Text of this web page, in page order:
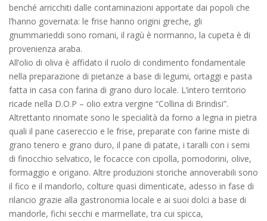
benché arricchiti dalle contaminazioni apportate dai popoli che
l’hanno governata: le frise hanno origini greche, gli
gnummarieddi sono romani, il ragù è normanno, la cupeta è di
provenienza araba.
All’olio di oliva è affidato il ruolo di condimento fondamentale
nella preparazione di pietanze a base di legumi, ortaggi e pasta
fatta in casa con farina di grano duro locale. L’intero territorio
ricade nella D.O.P – olio extra vergine “Collina di Brindisi”.
Altrettanto rinomate sono le specialità da forno a legna in pietra
quali il pane casereccio e le frise, preparate con farine miste di
grano tenero e grano duro, il pane di patate, i taralli con i semi
di finocchio selvatico, le focacce con cipolla, pomodorini, olive,
formaggio e origano. Altre produzioni storiche annoverabili sono
il fico e il mandorlo, colture quasi dimenticate, adesso in fase di
rilancio grazie alla gastronomia locale e ai suoi dolci a base di
mandorle, fichi secchi e marmellate, tra cui spicca,